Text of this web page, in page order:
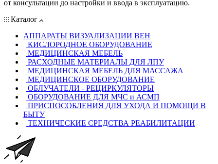
от консультации до настройки и ввода в эксплуатацию.
Каталог
АППАРАТЫ ВИЗУАЛИЗАЦИИ ВЕН
КИСЛОРОДНОЕ ОБОРУДОВАНИЕ
МЕДИЦИНСКАЯ МЕБЕЛЬ
РАСХОДНЫЕ МАТЕРИАЛЫ ДЛЯ ЛПУ
МЕДИЦИНСКАЯ МЕБЕЛЬ ДЛЯ МАССАЖА
МЕДИЦИНСКОЕ ОБОРУДОВАНИЕ
ОБЛУЧАТЕЛИ - РЕЦИРКУЛЯТОРЫ
ОБОРУДОВАНИЕ ДЛЯ МЧС и АСМП
ПРИСПОСОБЛЕНИЯ ДЛЯ УХОДА И ПОМОЩИ В
БЫТУ
ТЕХНИЧЕСКИЕ СРЕДСТВА РЕАБИЛИТАЦИИ